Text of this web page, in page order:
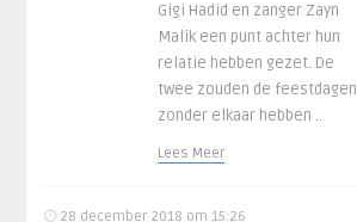
Gigi Hadid en zanger Zayn
Malik een punt achter hun
relatie hebben gezet. De
twee zouden de feestdagen
zonder elkaar hebben ..
Lees Meer
28 december 2018 om 15:26